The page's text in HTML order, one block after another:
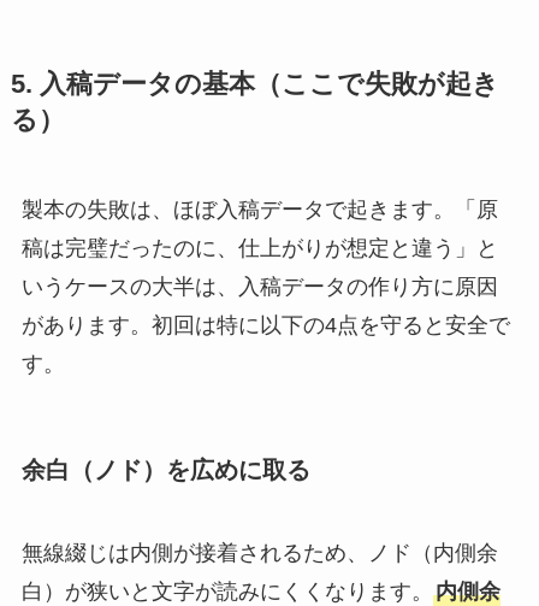
5. 入稿データの基本（ここで失敗が起き
る）
製本の失敗は、ほぼ入稿データで起きます。「原
稿は完璧だったのに、仕上がりが想定と違う」と
いうケースの大半は、入稿データの作り方に原因
があります。初回は特に以下の4点を守ると安全で
す。
余白（ノド）を広めに取る
無線綴じは内側が接着されるため、ノド（内側余
白）が狭いと文字が読みにくくなります。 内側余